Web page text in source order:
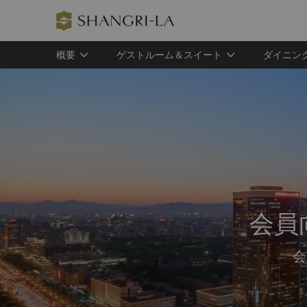
概要 ゲストルーム＆スイート ダイニン
会員